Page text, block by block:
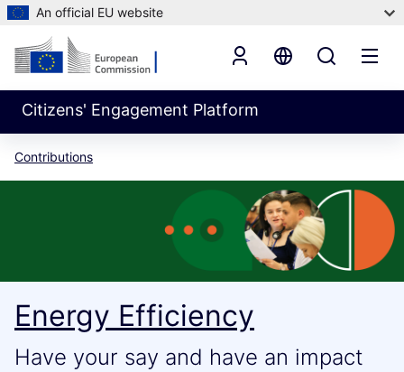
An official EU website
Citizens' Engagement Platform
Contributions
Energy Efficiency
Have your say and have an impact